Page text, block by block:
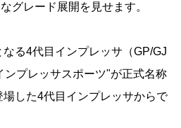
グレード展開を見せます。
る4代目インプレッサ（GP/GJ
ンプレッサスポーツ"が正式名称
した4代目インプレッサからで